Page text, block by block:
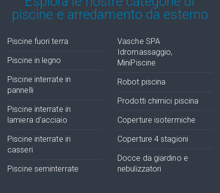
piscine e arredamento da esterno
Piscine fuori terra
Piscine in legno
Piscine interrate in
pannelli
Piscine interrate in
lamiera d'acciaio
Piscine interrate in
casseri
Piscine seminterrate
Vasche SPA
Idromassaggio,
MiniPiscine
Robot piscina
Prodotti chimici piscina
Coperture isotermiche
Coperture 4 stagioni
Docce da giardino e
nebulizzatori